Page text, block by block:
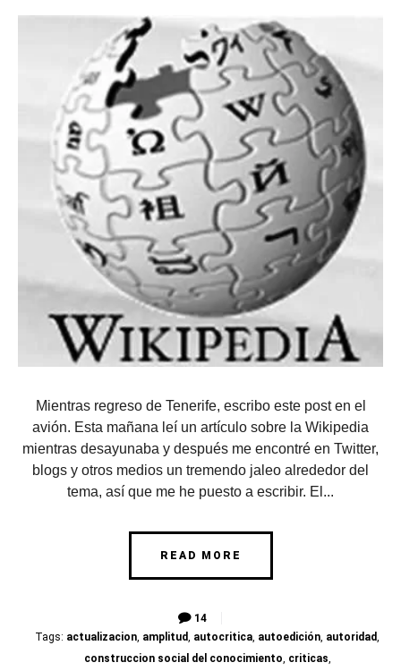
Mientras regreso de Tenerife, escribo este post en el
avión. Esta mañana leí un artículo sobre la Wikipedia
mientras desayunaba y después me encontré en Twitter,
blogs y otros medios un tremendo jaleo alrededor del
tema, así que me he puesto a escribir. El...
READ MORE
14
Tags: actualizacion amplitud autocritica autoedición autoridad
construccion social del conocimiento criticas